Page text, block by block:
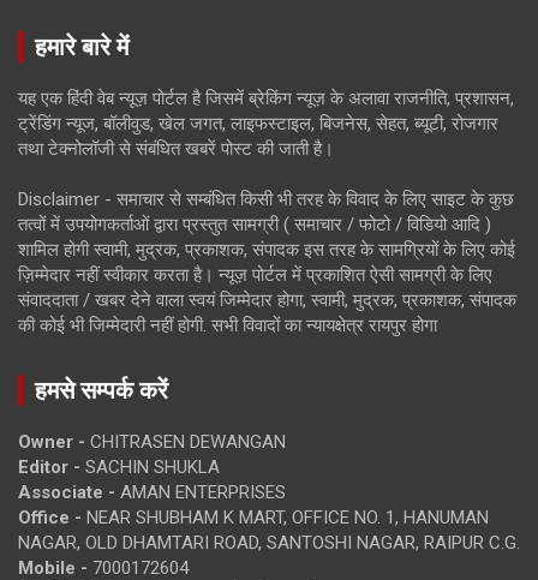
हमारे बारे में
यह एक हिंदी वेब न्यूज़ पोर्टल है जिसमें ब्रेकिंग न्यूज़ के अलावा राजनीति, प्रशासन,
ट्रेंडिंग न्यूज, बॉलीवुड, खेल जगत, लाइफस्टाइल, बिजनेस, सेहत, ब्यूटी, रोजगार
तथा टेक्नोलॉजी से संबंधित खबरें पोस्ट की जाती है।
Disclaimer - समाचार से सम्बंधित किसी भी तरह के विवाद के लिए साइट के कुछ
तत्वों में उपयोगकर्ताओं द्वारा प्रस्तुत सामग्री ( समाचार / फोटो / विडियो आदि )
शामिल होगी स्वामी, मुद्रक, प्रकाशक, संपादक इस तरह के सामग्रियों के लिए कोई
ज़िम्मेदार नहीं स्वीकार करता है। न्यूज़ पोर्टल में प्रकाशित ऐसी सामग्री के लिए
संवाददाता / खबर देने वाला स्वयं जिम्मेदार होगा, स्वामी, मुद्रक, प्रकाशक, संपादक
की कोई भी जिम्मेदारी नहीं होगी. सभी विवादों का न्यायक्षेत्र रायपुर होगा
हमसे सम्पर्क करें
Owner - CHITRASEN DEWANGAN
Editor - SACHIN SHUKLA
Associate - AMAN ENTERPRISES
Office - NEAR SHUBHAM K MART, OFFICE NO. 1, HANUMAN
NAGAR, OLD DHAMTARI ROAD, SANTOSHI NAGAR, RAIPUR C.G.
Mobile - 7000172604